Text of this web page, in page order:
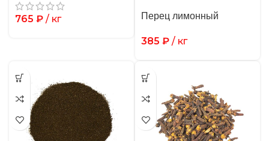
765 ₽ / кг Перец лимонный
385 ₽ / кг